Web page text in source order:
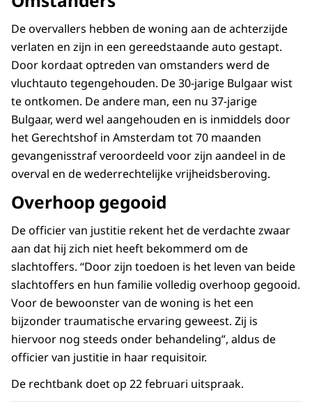
De overvallers hebben de woning aan de achterzijde
verlaten en zijn in een gereedstaande auto gestapt.
Door kordaat optreden van omstanders werd de
vluchtauto tegengehouden. De 30-jarige Bulgaar wist
te ontkomen. De andere man, een nu 37-jarige
Bulgaar, werd wel aangehouden en is inmiddels door
het Gerechtshof in Amsterdam tot 70 maanden
gevangenisstraf veroordeeld voor zijn aandeel in de
overval en de wederrechtelijke vrijheidsberoving.
Overhoop gegooid
De officier van justitie rekent het de verdachte zwaar
aan dat hij zich niet heeft bekommerd om de
slachtoffers. “Door zijn toedoen is het leven van beide
slachtoffers en hun familie volledig overhoop gegooid.
Voor de bewoonster van de woning is het een
bijzonder traumatische ervaring geweest. Zij is
hiervoor nog steeds onder behandeling”, aldus de
officier van justitie in haar requisitoir.
De rechtbank doet op 22 februari uitspraak.